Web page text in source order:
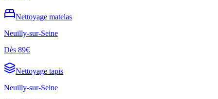
Nettoyage matelas
Neuilly-sur-Seine
Dès 89€
Nettoyage tapis
Neuilly-sur-Seine